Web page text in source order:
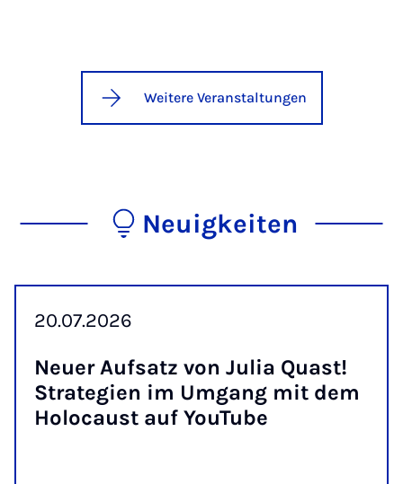
Weitere Veranstaltungen
Neuigkeiten
20.07.2026
Neu­er Auf­satz von Ju­lia Quast!
Stra­te­gi­en im Um­gang mit dem
Ho­lo­caust auf You­Tube